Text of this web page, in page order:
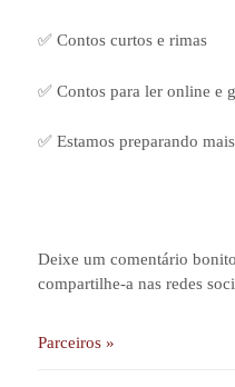
✅ Contos curtos e rimas
✅ Contos para ler online e
✅ Estamos preparando
Deixe um comentário
compartilhe-a nas redes
Parceiros »